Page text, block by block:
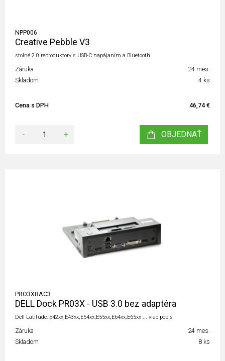
NPP006
Creative Pebble V3
stolné 2.0 reproduktory s USB-C napájaním a Bluetooth
Záruka
24 mes.
Skladom
4 ks
Cena s DPH 46,74 €
- + OBJEDNAŤ
PRO3XBAC3
DELL Dock PR03X - USB 3.0 bez adaptéra
Dell Latitude: E42xx,E43xx,E54xx,E55xx,E64xx,E65xx ... viac popis
Záruka
24 mes.
Skladom
8 ks